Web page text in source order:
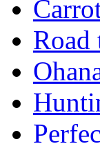
Road